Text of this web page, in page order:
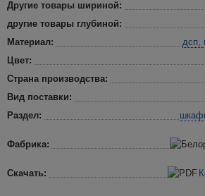
Другие товары шириной:
другие товары глубиной:
Материал:
дсп,
Цвет:
Страна производства:
Вид поставки:
Раздел:
Фабрика:
Скачать: